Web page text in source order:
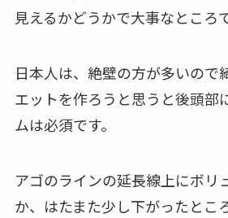
見えるかどうかで大事なところ
日本人は、絶壁の方が多いので
エットを作ろうと思うと後頭部
ムは必須です。
アゴのラインの延長線上にボリ
か、はたまた少し下がったとこ